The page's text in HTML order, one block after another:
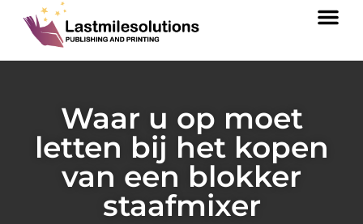
Waar u op moet
letten bij het kopen
van een blokker
staafmixer